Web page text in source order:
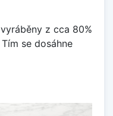
z cca 80%
se dosáhne